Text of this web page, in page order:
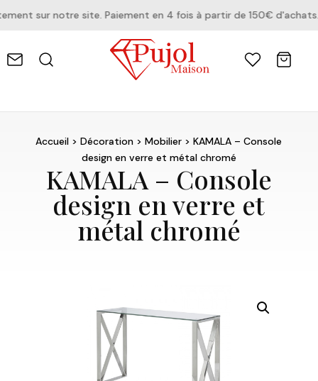
sur notre site. Paiement en 4 fois à partir de 150€ d'achats.
Accueil >Décoration >Mobilier > KAMALA – Console
design en verre et métal chromé
KAMALA – Console
design en verre et
métal chromé